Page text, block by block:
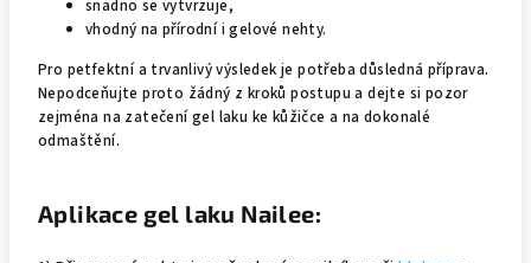
snadno se vytvrzuje,
vhodný na přírodní i gelové nehty.
Pro petfektní a trvanlivý výsledek je potřeba důsledná příprava.
Nepodceňujte proto žádný z kroků postupu a dejte si pozor
zejména na zatečení gel laku ke kůžičce a na dokonalé
odmaštění.
Aplikace gel laku Nailee: